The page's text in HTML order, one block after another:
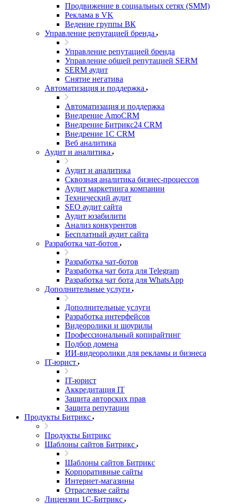
Продвижение в социальных сетях (SMM)
Реклама в VK
Ведение группы ВК
Управление репутацией бренда
Управление репутацией бренда
Управление общей репутацией SERM
SERM аудит
Снятие негатива
Автоматизация и поддержка
Автоматизация и поддержка
Внедрение AmoCRM
Внедрение Битрикс24 CRM
Внедрение 1C CRM
Веб аналитика
Аудит и аналитика
Аудит и аналитика
Сквозная аналитика бизнес-процессов
Аудит маркетинга компании
Технический аудит
SEO аудит сайта
Аудит юзабилити
Анализ конкурентов
Бесплатный аудит сайта
Разработка чат-ботов
Разработка чат-ботов
Разработка чат бота для Telegram
Разработка чат бота для WhatsApp
Дополнительные услуги
Дополнительные услуги
Разработка интерфейсов
Видеоролики и шоурилы
Профессиональный копирайтинг
Подбор домена
ИИ-видеоролики для рекламы и бизнеса
IT-юрист
IT-юрист
Аккредитация IT
Защита авторских прав
Защита репутации
Продукты Битрикс
Продукты Битрикс
Шаблоны сайтов Битрикс
Шаблоны сайтов Битрикс
Корпоративные сайты
Интернет-магазины
Отраслевые сайты
Лицензии 1С-Битрикс